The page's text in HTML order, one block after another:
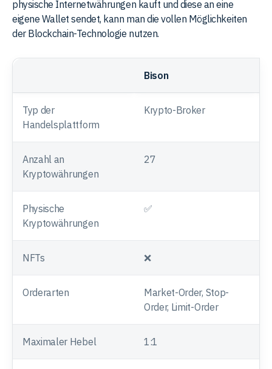
physische Internetwährungen kauft und diese an eine
eigene Wallet sendet, kann man die vollen Möglichkeiten
der Blockchain-Technologie nutzen.
Bison
Typ der
Handelsplattform
Krypto-Broker
Anzahl an
Kryptowährungen
27
Physische
Kryptowährungen
✅
NFTs ❌
Orderarten
Market-Order, Stop-
Order, Limit-Order
Maximaler Hebel 1:1